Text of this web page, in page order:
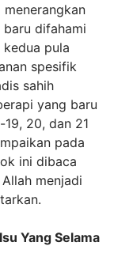
difahami
pula
spesifik
sahih
yang baru
20, dan 21
pada
ini dibaca
menjadi
Yang Selama